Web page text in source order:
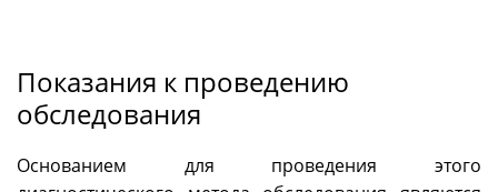
Показания к проведению
обследования
Основанием для проведения этого